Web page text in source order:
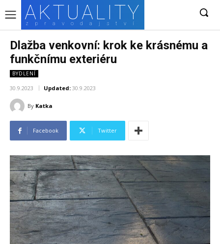
AKTUALITY
zpravodajství
Dlažba venkovní: krok ke krásnému a
funkčnímu exteriéru
BYDLENÍ
30.9.2023 Updated: 30.9.2023
By Katka
Facebook Twitter